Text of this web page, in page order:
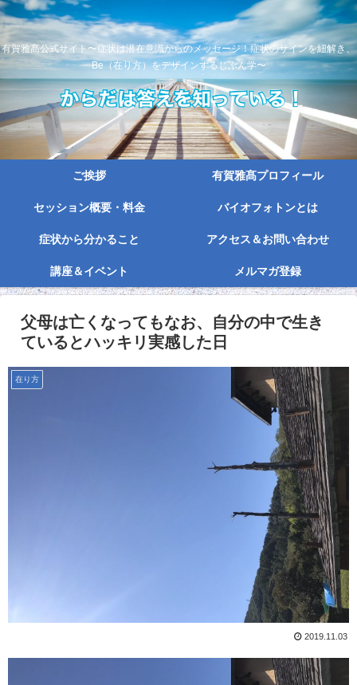
有賀雅髙公式サイト〜症状は潜在意識からのメッセージ！症状のサインを紐解き、
Be（在り方）をデザインするじぶん学〜
ご挨拶 有賀雅髙プロフィール
セッション概要・料金 バイオフォトンとは
症状から分かること アクセス＆お問い合わせ
講座＆イベント メルマガ登録
父母は亡くなってもなお、自分の中で生き
ているとハッキリ実感した日
在り方
2019.11.03